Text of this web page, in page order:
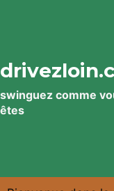
swinguez comme
êtes